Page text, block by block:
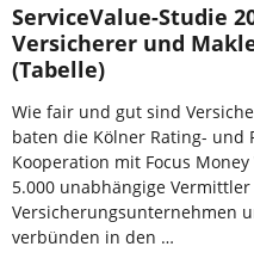
ServiceValue-Studie
Versicherer und
(Tabelle)
Wie fair und gut sind
baten die Kölner Rating- und
Kooperation mit Focus
5.000 unabhängige
Versicherungsunternehmen
verbünden in den …